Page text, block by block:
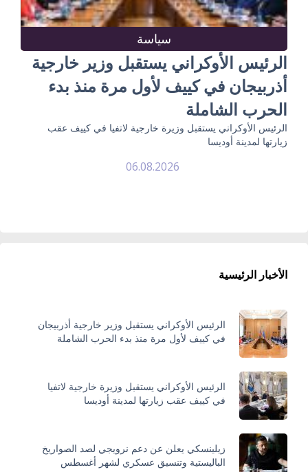
سياسة
الرئيس الأوكراني يستقبل وزير خارجية
أذربيجان في كييف لأول مرة منذ بدء
الحرب الشاملة
الرئيس الأوكراني يستقبل وزيرة خارجية لاتفيا في كييف عقب
زيارتها لمدينة أوديسا
06.08.2026
الأخبار الرئيسية
الرئيس الأوكراني يستقبل وزير خارجية أذربيجان
في كييف لأول مرة منذ بدء الحرب الشاملة
الرئيس الأوكراني يستقبل وزيرة خارجية لاتفيا
في كييف عقب زيارتها لمدينة أوديسا
زيلينسكي يعلن عن دعم نرويجي لصد الصواريخ
الباليستية وتنسيق عسكري لشهر أغسطس